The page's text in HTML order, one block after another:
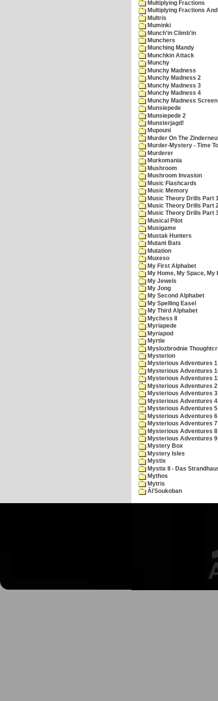
Multiplying Fractions
Multiplying Fractions
Multris
Muminki
Munch'in Climb'in
Munchers
Munching Mandy
Munchkin Attack
Munchy
Munchy Madness
Munchy Madness 2
Munchy Madness 3
Munchy Madness 4
Munchy Madness
Munsiepede
Munsiepede 2
Munsterjagd!
Mupouni
Murder On The
Murder-Mystery - Time
Murderer
Murkomania
Mushroom
Mushroom Invasion
Music Flashcards
Music Memory
Music Theory Drills Part
Music Theory Drills Part
Music Theory Drills Part
Musical Pilot
Musigame
Mustak Hunters
Mutant Bats
Mutation
Muxeso
My First Alphabet
My Home, My Space, My
My Jewels
My Jong
My Second Alphabet
My Spelling Easel
My Third Alphabet
Mychess II
Myriapede
Myriapod
Myrtle
Myslozbrodnie
Mysterion
Mysterious Adventures
Mysterious Adventures
Mysterious Adventures
Mysterious Adventures
Mysterious Adventures
Mysterious Adventures
Mysterious Adventures
Mysterious Adventures
Mysterious Adventures
Mysterious Adventures
Mysterious Adventures
Mystery Box
Mystery Isles
Mystix
Mystix II - Das
Mythos
Mytris
ÂľSoukoban